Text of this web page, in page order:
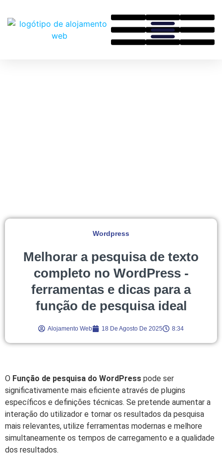
Wordpress
Melhorar a pesquisa de texto
completo no WordPress -
ferramentas e dicas para a
função de pesquisa ideal
Alojamento Web 18 De Agosto De 2025 8:34
O Função de pesquisa do WordPress pode ser
significativamente mais eficiente através de plugins
específicos e definições técnicas. Se pretende aumentar a
interação do utilizador e tornar os resultados da pesquisa
mais relevantes, utilize ferramentas modernas e melhore
simultaneamente os tempos de carregamento e a qualidade
dos resultados.